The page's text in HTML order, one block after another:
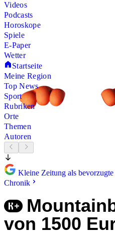
Videos
Podcasts
Horoskope
Spiele
E-Paper
Wetter
Startseite
Meine Region
Top News
Sport
Rubriken
Orte
Themen
Autoren
Kleine Zeitung als
Chronik
von 1500